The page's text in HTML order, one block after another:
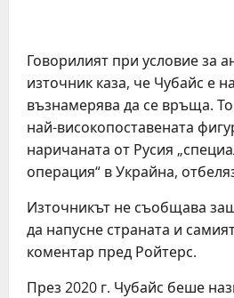
Говорилият при условие за
източник каза, че Чубайс е
възнамерява да се връща.
най-високопоставената
наричаната от Русия
операция“ в Украйна,
Източникът не съобщава
да напусне страната и
коментар пред Ройтерс.
През 2020 г. Чубайс беше